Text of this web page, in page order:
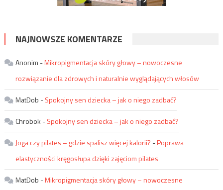
NAJNOWSZE KOMENTARZE
Anonim -Mikropigmentacja skóry głowy – nowoczesne
rozwiązanie dla zdrowych i naturalnie wyglądających włosów
MatDob -Spokojny sen dziecka – jak o niego zadbać?
Chrobok -Spokojny sen dziecka – jak o niego zadbać?
Joga czy pilates – gdzie spalisz więcej kalorii? -Poprawa
elastyczności kręgosłupa dzięki zajęciom pilates
MatDob -Mikropigmentacja skóry głowy – nowoczesne